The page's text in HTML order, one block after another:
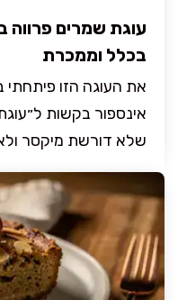
בכלל וממכרת
את העוגה הזו
אינספור בקשות
שלא דורשת מיקסר